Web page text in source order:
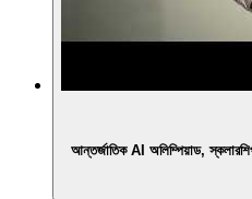
আন্তর্জাতিক AI অলিম্পিয়াড,